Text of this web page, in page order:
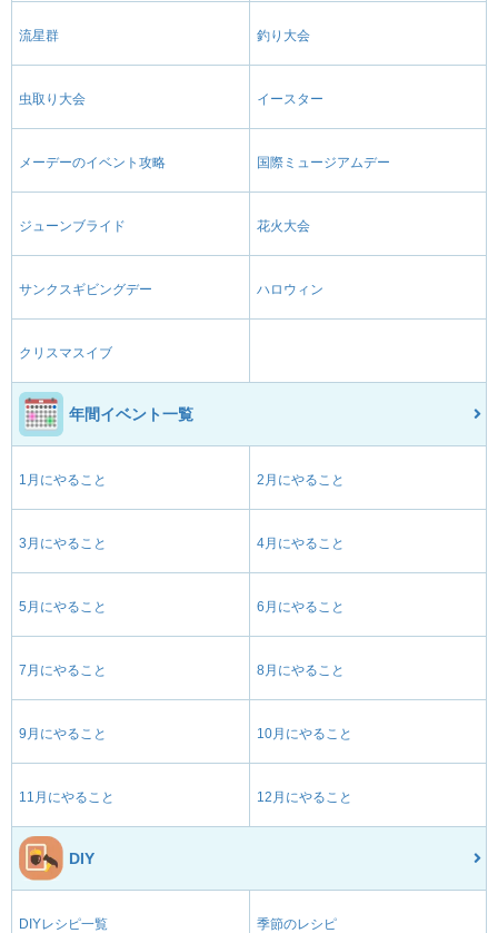
流星群 釣り大会
虫取り大会 イースター
メーデーのイベント攻略 国際ミュージアムデー
ジューンブライド 花火大会
サンクスギビングデー ハロウィン
クリスマスイブ
年間イベント一覧
1月にやること 2月にやること
3月にやること 4月にやること
5月にやること 6月にやること
7月にやること 8月にやること
9月にやること 10月にやること
11月にやること 12月にやること
DIY
DIYレシピ一覧 季節のレシピ